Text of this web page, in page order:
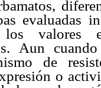
evaluadas
valores
Aun
de
o